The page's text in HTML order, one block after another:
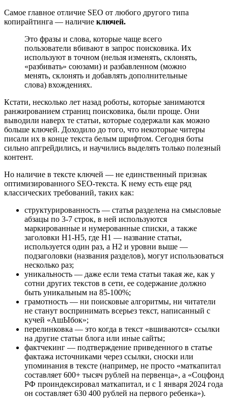
Самое главное отличие SEO от любого другого типа
копирайтинга ― наличие ключей.
Это фразы и слова, которые чаще всего
пользователи вбивают в запрос поисковика. Их
используют в точном (нельзя изменять, склонять,
«разбивать» союзами) и разбавленном (можно
менять, склонять и добавлять дополнительные
слова) вхождениях.
Кстати, несколько лет назад роботы, которые занимаются
ранжированием страниц поисковика, были проще. Они
выводили наверх те статьи, которые содержали как можно
больше ключей. Доходило до того, что некоторые читеры
писали их в конце текста белым шрифтом. Сегодня боты
сильно апгрейдились, и научились выделять только полезный
контент.
Но наличие в тексте ключей ― не единственный признак
оптимизированного SEO-текста. К нему есть еще ряд
классических требований, таких как:
структурированность ― статья разделена на смысловые
абзацы по 3-7 строк, в ней используются
маркированные и нумерованные списки, а также
заголовки H1-H5, где H1 ― название статьи,
используется один раз, а H2 и уровни выше ―
подзаголовки (названия разделов), могут использоваться
несколько раз;
уникальность ― даже если тема статьи такая же, как у
сотни других текстов в сети, ее содержание должно
быть уникальным на 85-100%;
грамотность ― ни поисковые алгоритмы, ни читатели
не станут воспринимать всерьез текст, написанный с
кучей «АшЫбок»;
перелинковка ― это когда в текст «вшиваются» ссылки
на другие статьи блога или иные сайты;
фактчекинг ― подтверждение приведенного в статье
фактажа источниками через ссылки, сноски или
упоминания в тексте (например, не просто «маткапитал
составляет 600+ тысяч рублей на первенца», а «Соцфонд
РФ проиндексировал маткапитал, и с 1 января 2024 года
он составляет 630 400 рублей на первого ребенка»).